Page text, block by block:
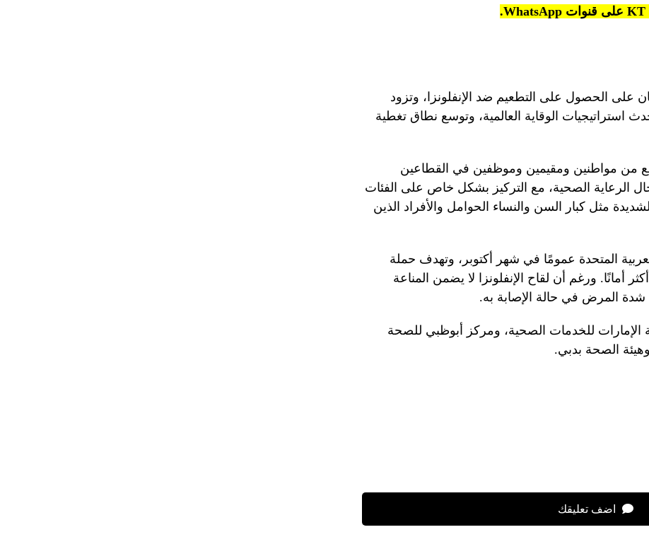
على الحصول على التطعيم ضد الإنفلونزا، وتزود
استراتيجيات الوقاية العالمية، وتوسع نطاق تغطية
من مواطنين ومقيمين وموظفين في القطاعين
الرعاية الصحية، مع التركيز بشكل خاص على الفئات
مثل كبار السن والنساء الحوامل والأفراد الذين
المتحدة عمومًا في شهر أكتوبر، وتهدف حملة
أمانًا. ورغم أن لقاح الإنفلونزا لا يضمن المناعة
شدة المرض في حالة الإصابة به.
الإمارات للخدمات الصحية، ومركز أبوظبي للصحة
الصحة بدبي.
اضف تعليقك